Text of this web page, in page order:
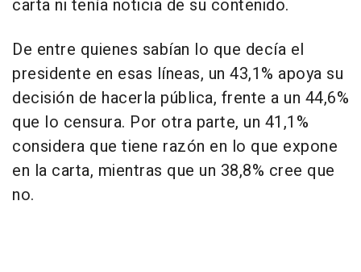
carta ni tenía noticia de su contenido.
De entre quienes sabían lo que decía el
presidente en esas líneas, un 43,1% apoya su
decisión de hacerla pública, frente a un 44,6%
que lo censura. Por otra parte, un 41,1%
considera que tiene razón en lo que expone
en la carta, mientras que un 38,8% cree que
no.